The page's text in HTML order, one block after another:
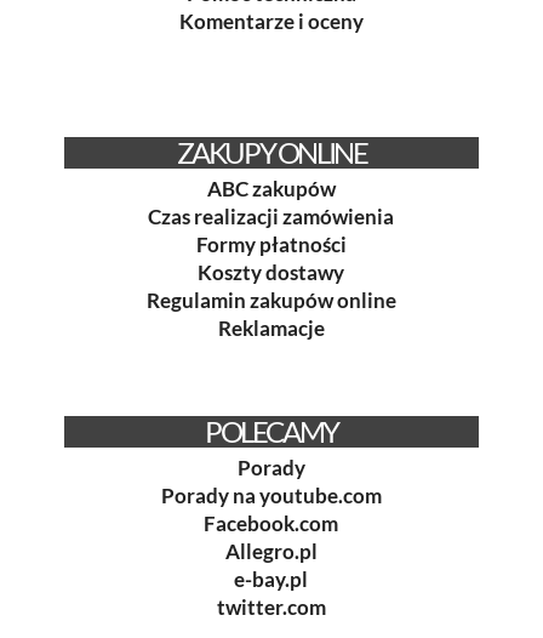
Komentarze i oceny
ZAKUPY ONLINE
ABC zakupów
Czas realizacji zamówienia
Formy płatności
Koszty dostawy
Regulamin zakupów online
Reklamacje
POLECAMY
Porady
Porady na youtube.com
Facebook.com
Allegro.pl
e-bay.pl
twitter.com